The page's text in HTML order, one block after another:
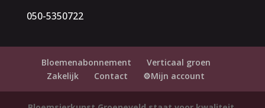
050-5350722
Bloemenabonnement
Verticaal groen
Zakelijk
Contact ⚙️Mijn account